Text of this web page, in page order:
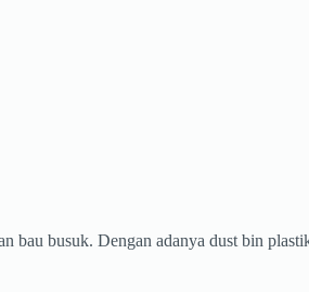
bau busuk. Dengan adanya dust bin